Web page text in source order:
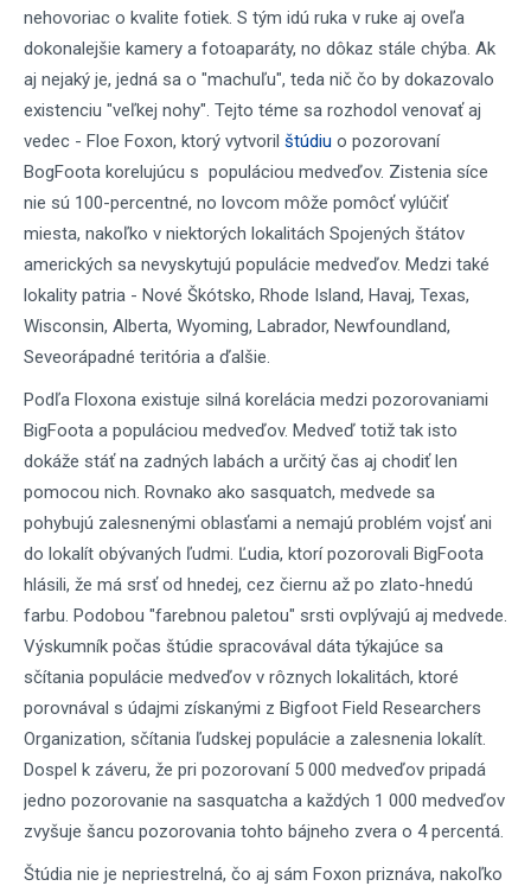
nehovoriac o kvalite fotiek. S tým idú ruka v ruke aj oveľa
dokonalejšie kamery a fotoaparáty, no dôkaz stále chýba. Ak
aj nejaký je, jedná sa o "machuľu", teda nič čo by dokazovalo
existenciu "veľkej nohy". Tejto téme sa rozhodol venovať aj
vedec - Floe Foxon, ktorý vytvoril štúdiu o pozorovaní
BogFoota korelujúcu s populáciou medveďov. Zistenia síce
nie sú 100-percentné, no lovcom môže pomôcť vylúčiť
miesta, nakoľko v niektorých lokalitách Spojených štátov
amerických sa nevyskytujú populácie medveďov. Medzi také
lokality patria - Nové Škótsko, Rhode Island, Havaj, Texas,
Wisconsin, Alberta, Wyoming, Labrador, Newfoundland,
Seveorápadné teritória a ďalšie.
Podľa Floxona existuje silná korelácia medzi pozorovaniami
BigFoota a populáciou medveďov. Medveď totiž tak isto
dokáže stáť na zadných labách a určitý čas aj chodiť len
pomocou nich. Rovnako ako sasquatch, medvede sa
pohybujú zalesnenými oblasťami a nemajú problém vojsť ani
do lokalít obývaných ľudmi. Ľudia, ktorí pozorovali BigFoota
hlásili, že má srsť od hnedej, cez čiernu až po zlato-hnedú
farbu. Podobou "farebnou paletou" srsti ovplývajú aj medvede.
Výskumník počas štúdie spracovával dáta týkajúce sa
sčítania populácie medveďov v rôznych lokalitách, ktoré
porovnával s údajmi získanými z Bigfoot Field Researchers
Organization, sčítania ľudskej populácie a zalesnenia lokalít.
Dospel k záveru, že pri pozorovaní 5 000 medveďov pripadá
jedno pozorovanie na sasquatcha a každých 1 000 medveďov
zvyšuje šancu pozorovania tohto bájneho zvera o 4 percentá.
Štúdia nie je nepriestrelná, čo aj sám Foxon priznáva, nakoľko